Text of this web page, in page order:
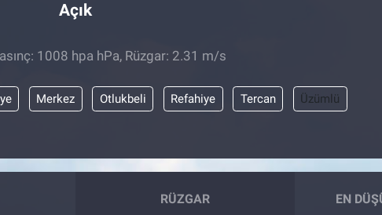
Açık
1008 hpa hPa, Rüzgar: 2.31 m/s
Merkez Otlukbeli Refahiye Tercan Üzümlü
RÜZGAR EN